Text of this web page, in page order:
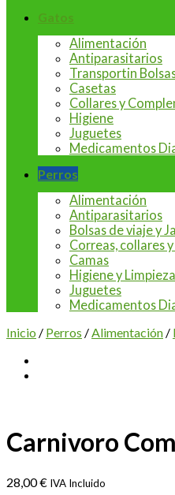
Gatos
Alimentación
Antiparasitarios
Transportin
Casetas
Collares y
Higiene
Juguetes
Medicamentos
Perros
Alimentación
Antiparasitarios
Bolsas de viaje y
Correas, collares
Camas
Higiene y Limpieza
Juguetes
Medicamentos
Inicio / Perros /Alimentación /
Carnivoro
28,00€ IVA Incluido